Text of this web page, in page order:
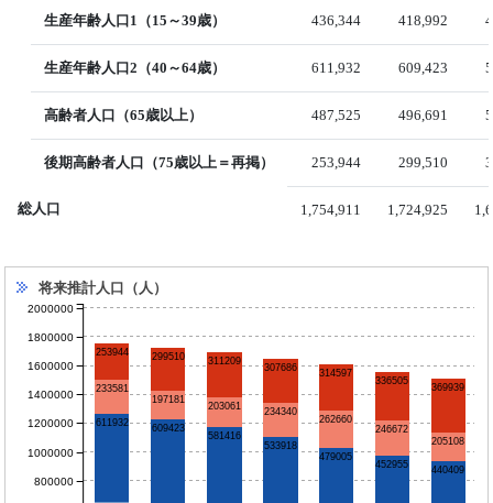
生産年齢人口1（15～39歳） 436,344 418,992
生産年齢人口2（40～64歳） 611,932 609,423
高齢者人口（65歳以上） 487,525 496,691
後期高齢者人口（75歳以上＝再掲） 253,944 299,510
総人口 1,754,911 1,724,925
将来推計人口（人）
611932
609423
581416
533918
479005
452955
440409
233581
197181
203061 234340
262660
246672
205108
253944 299510 311209
307686
314597
336505
369939
800000
1000000
1200000
1400000
1600000
1800000
2000000